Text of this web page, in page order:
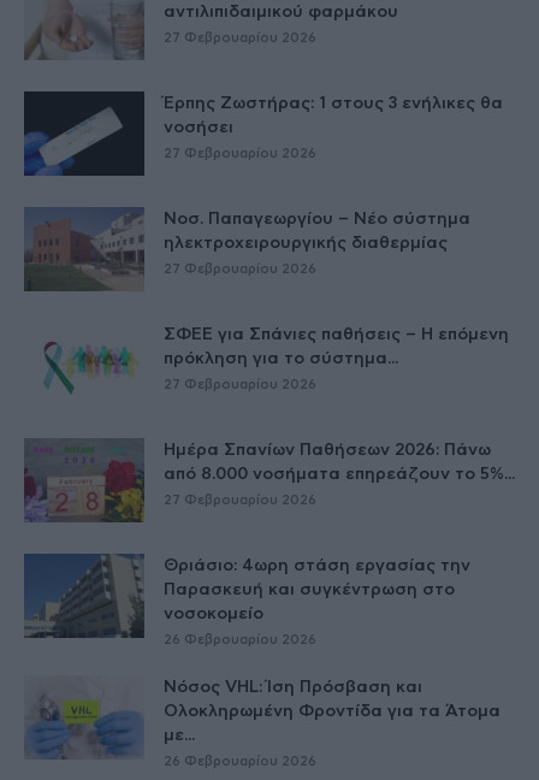
αντιλιπιδαιμικού φαρμάκου
27 Φεβρουαρίου 2026
Έρπης Ζωστήρας: 1 στους 3 ενήλικες θα
νοσήσει
27 Φεβρουαρίου 2026
Νοσ. Παπαγεωργίου – Νέο σύστημα
ηλεκτροχειρουργικής διαθερμίας
27 Φεβρουαρίου 2026
ΣΦΕΕ για Σπάνιες παθήσεις – Η επόμενη
πρόκληση για το σύστημα...
27 Φεβρουαρίου 2026
Ημέρα Σπανίων Παθήσεων 2026: Πάνω
από 8.000 νοσήματα επηρεάζουν το 5%...
27 Φεβρουαρίου 2026
Θριάσιο: 4ωρη στάση εργασίας την
Παρασκευή και συγκέντρωση στο
νοσοκομείο
26 Φεβρουαρίου 2026
Νόσος VHL: Ίση Πρόσβαση και
Ολοκληρωμένη Φροντίδα για τα Άτομα
με...
26 Φεβρουαρίου 2026